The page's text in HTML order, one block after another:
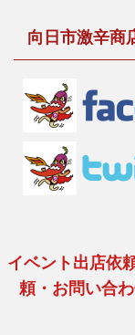
向日市激辛商
イベント出店依
頼・お問い合